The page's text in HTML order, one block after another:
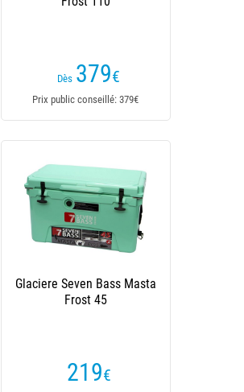
Dès 379€
Prix public conseillé: 379€
Glaciere Seven Bass Masta
Frost 45
219€